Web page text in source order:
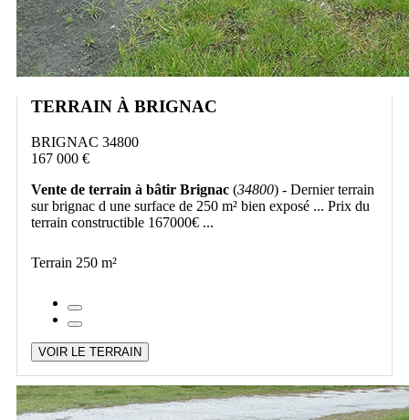
TERRAIN À BRIGNAC
BRIGNAC 34800
167 000 €
Vente de terrain à bâtir Brignac (34800) - Dernier terrain
sur brignac d une surface de 250 m² bien exposé ... Prix du
terrain constructible 167000€ ...
Terrain 250 m²
VOIR LE TERRAIN